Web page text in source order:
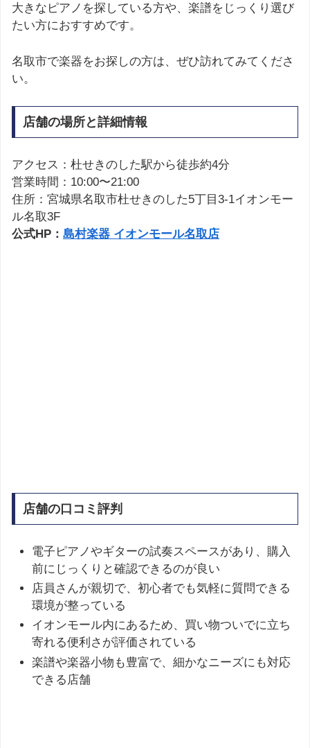
大きなピアノを探している方や、楽譜をじっくり選び
たい方におすすめです。
名取市で楽器をお探しの方は、ぜひ訪れてみてくださ
い。
店舗の場所と詳細情報
アクセス：杜せきのした駅から徒歩約4分
営業時間：10:00〜21:00
住所：宮城県名取市杜せきのした5丁目3-1イオンモー
ル名取3F
公式HP： 島村楽器 イオンモール名取店
店舗の口コミ評判
電子ピアノやギターの試奏スペースがあり、購入
前にじっくりと確認できるのが良い
店員さんが親切で、初心者でも気軽に質問できる
環境が整っている
イオンモール内にあるため、買い物ついでに立ち
寄れる便利さが評価されている
楽譜や楽器小物も豊富で、細かなニーズにも対応
できる店舗